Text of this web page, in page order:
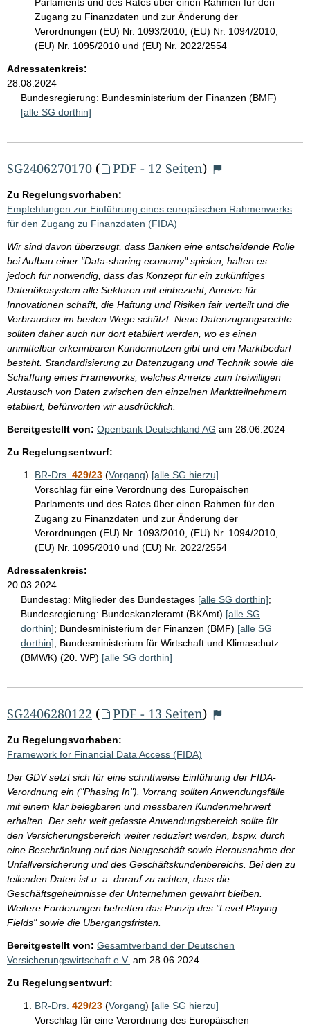
Zugang zu Finanzdaten und zur Änderung der
Verordnungen (EU) Nr. 1093/2010, (EU) Nr. 1094/2010,
(EU) Nr. 1095/2010 und (EU) Nr. 2022/2554
Adressatenkreis:
28.08.2024
Bundesregierung: Bundesministerium der Finanzen (BMF)
[alle SG dorthin]
SG2406270170 ( PDF - 12 Seiten)
Zu Regelungsvorhaben:
Empfehlungen zur Einführung eines europäischen Rahmenwerks
für den Zugang zu Finanzdaten (FIDA)
Wir sind davon überzeugt, dass Banken eine entscheidende Rolle
bei Aufbau einer "Data-sharing economy" spielen, halten es
jedoch für notwendig, dass das Konzept für ein zukünftiges
Datenökosystem alle Sektoren mit einbezieht, Anreize für
Innovationen schafft, die Haftung und Risiken fair verteilt und die
Verbraucher im besten Wege schützt. Neue Datenzugangsrechte
sollten daher auch nur dort etabliert werden, wo es einen
unmittelbar erkennbaren Kundennutzen gibt und ein Marktbedarf
besteht. Standardisierung zu Datenzugang und Technik sowie die
Schaffung eines Frameworks, welches Anreize zum freiwilligen
Austausch von Daten zwischen den einzelnen Marktteilnehmern
etabliert, befürworten wir ausdrücklich.
Bereitgestellt von: Openbank Deutschland AG am 28.06.2024
Zu Regelungsentwurf:
BR-Drs. 429/23 (Vorgang) [alle SG hierzu]
Vorschlag für eine Verordnung des Europäischen
Parlaments und des Rates über einen Rahmen für den
Zugang zu Finanzdaten und zur Änderung der
Verordnungen (EU) Nr. 1093/2010, (EU) Nr. 1094/2010,
(EU) Nr. 1095/2010 und (EU) Nr. 2022/2554
Adressatenkreis:
20.03.2024
Bundestag: Mitglieder des Bundestages [alle SG dorthin];
Bundesregierung: Bundeskanzleramt (BKAmt) [alle SG
dorthin]; Bundesministerium der Finanzen (BMF) [alle SG
dorthin]; Bundesministerium für Wirtschaft und Klimaschutz
(BMWK) (20. WP) [alle SG dorthin]
SG2406280122 ( PDF - 13 Seiten)
Zu Regelungsvorhaben:
Framework for Financial Data Access (FIDA)
Der GDV setzt sich für eine schrittweise Einführung der FIDA-
Verordnung ein ("Phasing In"). Vorrang sollten Anwendungsfälle
mit einem klar belegbaren und messbaren Kundenmehrwert
erhalten. Der sehr weit gefasste Anwendungsbereich sollte für
den Versicherungsbereich weiter reduziert werden, bspw. durch
eine Beschränkung auf das Neugeschäft sowie Herausnahme der
Unfallversicherung und des Geschäftskundenbereichs. Bei den zu
teilenden Daten ist u. a. darauf zu achten, dass die
Geschäftsgeheimnisse der Unternehmen gewahrt bleiben.
Weitere Forderungen betreffen das Prinzip des "Level Playing
Fields" sowie die Übergangsfristen.
Bereitgestellt von: Gesamtverband der Deutschen
Versicherungswirtschaft e.V. am 28.06.2024
Zu Regelungsentwurf:
BR-Drs. 429/23 (Vorgang) [alle SG hierzu]
Vorschlag für eine Verordnung des Europäischen